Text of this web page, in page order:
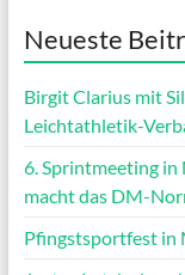
Neueste
Birgit Clarius mit
Leichtathletik-
6. Sprintmeeting
macht das DM-
Pfingstsportfest in